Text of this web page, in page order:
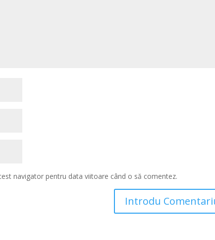
navigator pentru data viitoare când o să comentez.